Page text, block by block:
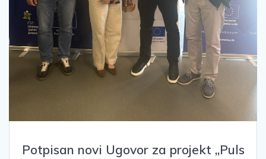
Potpisan novi Ugovor za projekt „Puls